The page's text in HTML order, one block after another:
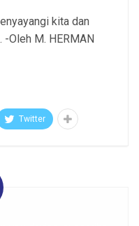
kita dan
-Oleh M. HERMAN
Twitter